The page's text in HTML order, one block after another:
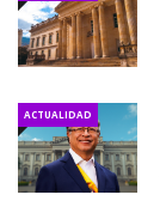
ACTUALIDAD